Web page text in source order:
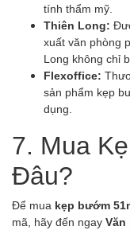
tính thẩm mỹ.
Thiên Long:
xuất văn phòng
Long không chỉ
Flexoffice:
sản phẩm kẹp
dụng.
7. Mua
Đâu?
Để mua kẹp bướm
mã, hãy đến ngay Văn